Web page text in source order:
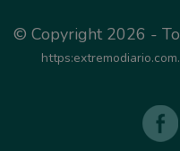
© Copyright 2026 -